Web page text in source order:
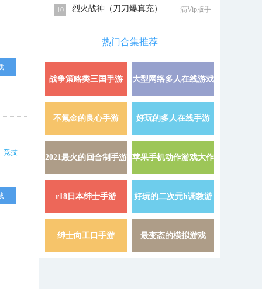
竞技
10 烈火战神（刀刀爆真充）
满Vip版手
热门合集推荐
战争策略类三国手游 详情 »
大型网络多人在线游戏
不氪金的良心手游 详情 »
好玩的多人在线手游
2021最火的回合制手游 详情 »
苹果手机动作游戏大作
r18日本绅士手游 详情 »
好玩的二次元h调教游
戏
绅士向工口手游 详情 »
最变态的模拟游戏